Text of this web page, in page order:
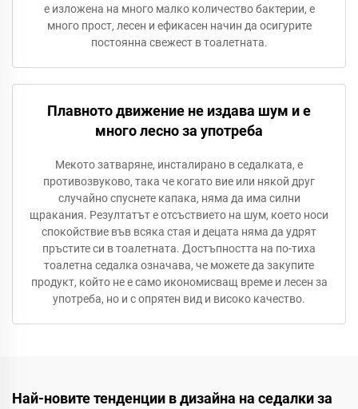
е изложена на много малко количество бактерии, е
много прост, лесен и ефикасен начин да осигурите
постоянна свежест в тоалетната.
Плавното движение не издава шум и е
много лесно за употреба
Мекото затваряне, инсталирано в седалката, е
противозвуково, така че когато вие или някой друг
случайно спуснете капака, няма да има силни
щракания. Резултатът е отсъствието на шум, което носи
спокойствие във всяка стая и децата няма да удрят
пръстите си в тоалетната. Достъпността на по-тиха
тоалетна седалка означава, че можете да закупите
продукт, който не е само икономисващ време и лесен за
употреба, но и с опрятен вид и високо качество.
Най-новите тенденции в дизайна на седалки за